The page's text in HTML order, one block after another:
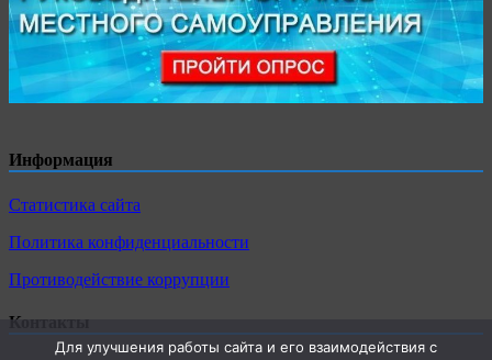
Информация
Статистика сайта
Политика конфиденциальности
Противодействие коррупции
Контакты
Для улучшения работы сайта и его взаимодействия с